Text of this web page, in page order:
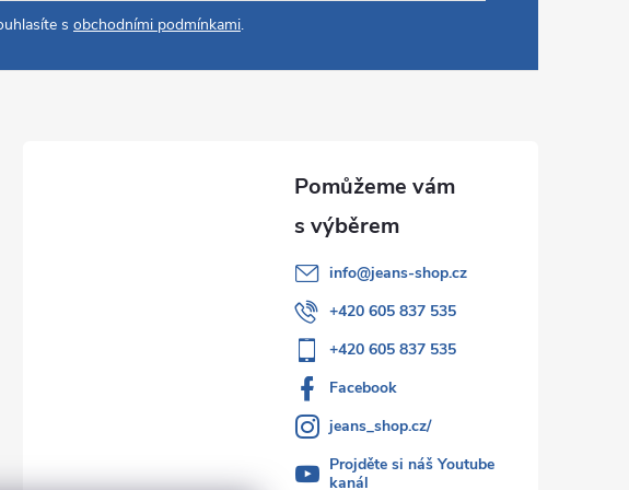
s obchodními podmínkami.
info@jeans-shop.cz
+420 605 837 535
+420 605 837 535
Facebook
jeans_shop.cz/
Projděte si náš Youtube
kanál